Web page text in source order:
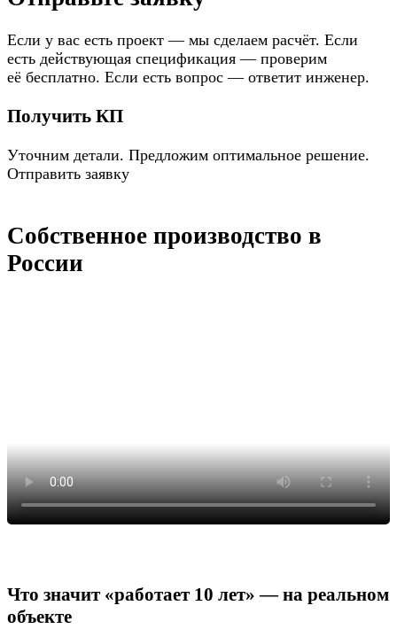
Если у вас есть проект — мы сделаем расчёт. Если
есть действующая спецификация — проверим
её бесплатно. Если есть вопрос — ответит инженер.
Получить КП
Уточним детали. Предложим оптимальное решение.
Отправить заявку
Собственное производство в
России
Что значит «работает 10 лет» — на реальном
объекте